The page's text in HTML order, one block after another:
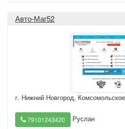
Авто-Маг52
г. Нижний Новгород,
79101243420 Руслан